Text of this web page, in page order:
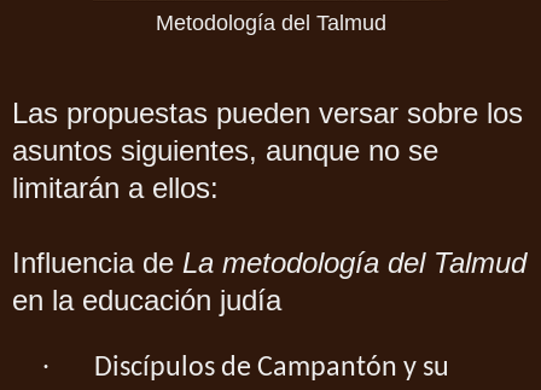
Metodología del Talmud
Las propuestas pueden versar sobre los
asuntos siguientes, aunque no se
limitarán a ellos:
Influencia de La metodología del Talmud
en la educación judía
·
Discípulos de Campantón y su